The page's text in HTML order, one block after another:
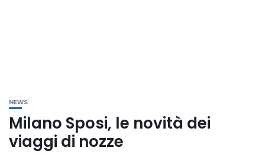
NEWS
Milano Sposi, le novità dei
viaggi di nozze